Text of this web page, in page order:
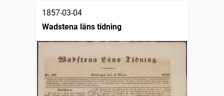
1857-03-04
Wadstena läns tidning